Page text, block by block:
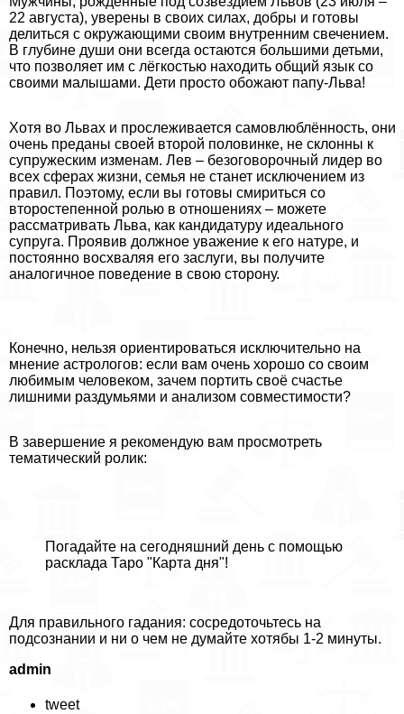
22 августа), уверены в своих силах, добры и готовы
делиться с окружающими своим внутренним свечением.
В глубине души они всегда остаются большими детьми,
что позволяет им с лёгкостью находить общий язык со
своими малышами. Дети просто обожают папу-Льва!
Хотя во Львах и прослеживается самовлюблённость, они
очень преданы своей второй половинке, не склонны к
супружеским изменам. Лев – безоговорочный лидер во
всех сферах жизни, семья не станет исключением из
правил. Поэтому, если вы готовы смириться со
второстепенной ролью в отношениях – можете
рассматривать Льва, как кандидатуру идеального
супруга. Проявив должное уважение к его натуре, и
постоянно восхваляя его заслуги, вы получите
аналогичное поведение в свою сторону.
Конечно, нельзя ориентироваться исключительно на
мнение астрологов: если вам очень хорошо со своим
любимым человеком, зачем портить своё счастье
лишними раздумьями и анализом совместимости?
В завершение я рекомендую вам просмотреть
тематический ролик:
Погадайте на сегодняшний день c помощью
расклада Таро "Карта дня"!
Для правильного гадания: сосредоточьтесь на
подсознании и ни о чем не думайте хотябы 1-2 минуты.
admin
tweet